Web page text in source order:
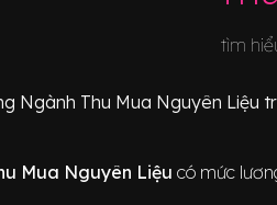
tìm
Ngành Thu Mua Nguyên Liệu
Mua Nguyên Liệu có mức